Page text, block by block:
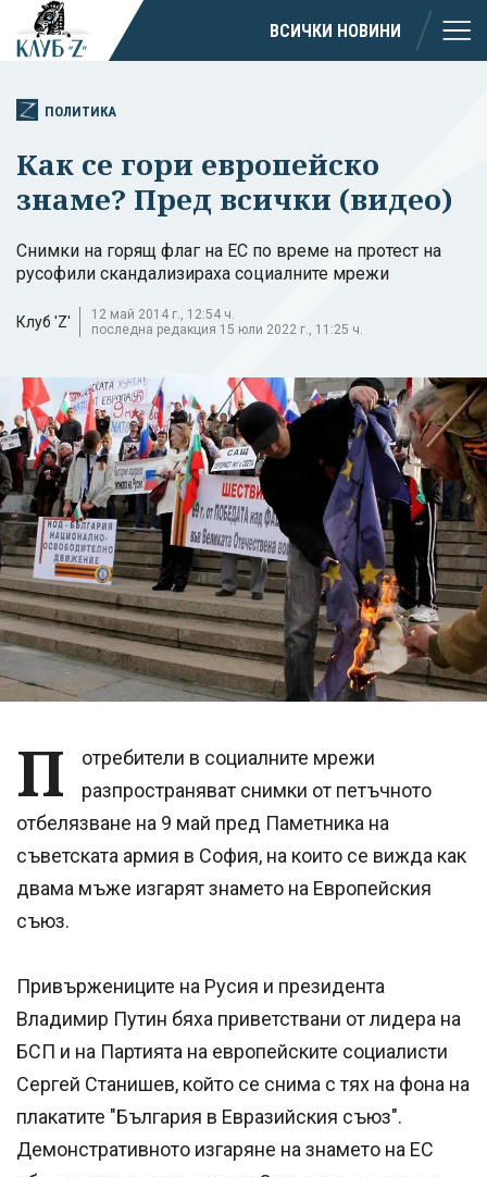
ВСИЧКИ НОВИНИ
ПОЛИТИКА
Как се гори европейско
знаме? Пред всички (видео)
Снимки на горящ флаг на ЕС по време на протест на
русофили скандализираха социалните мрежи
Клуб 'Z'
12 май 2014 г., 12:54 ч.
последна редакция 15 юли 2022 г., 11:25 ч.
П
отребители в социалните мрежи
разпространяват снимки от петъчното
отбелязване на 9 май пред Паметника на
съветската армия в София, на които се вижда как
двама мъже изгарят знамето на Европейския
съюз.
Привържениците на Русия и президента
Владимир Путин бяха приветствани от лидера на
БСП и на Партията на европейските социалисти
Сергей Станишев, който се снима с тях на фона на
плакатите "България в Евразийския съюз".
Демонстративното изгаряне на знамето на ЕС